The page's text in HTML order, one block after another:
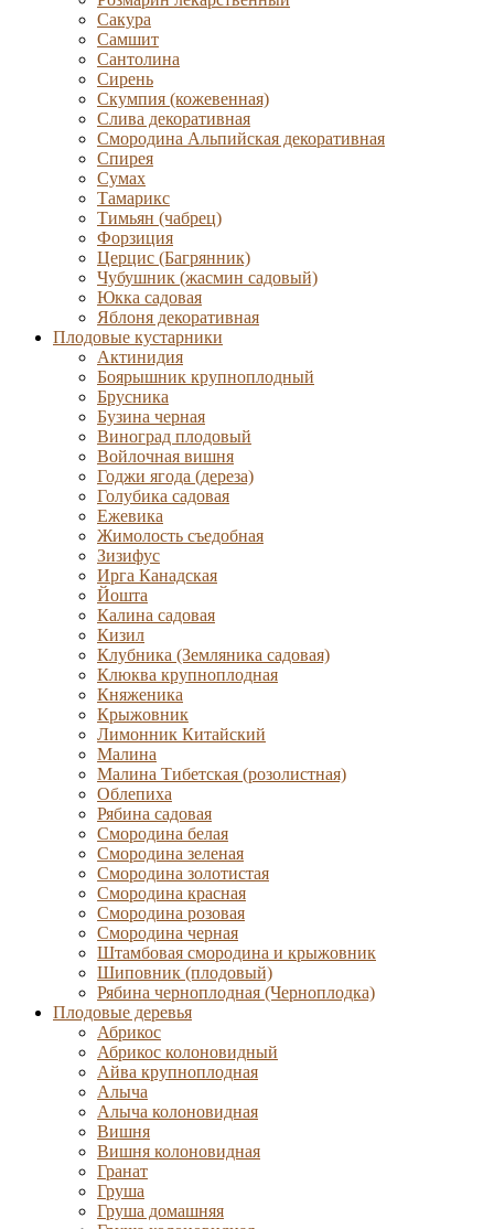
Сакура
Самшит
Сантолина
Сирень
Скумпия (кожевенная)
Слива декоративная
Смородина Альпийская декоративная
Спирея
Сумах
Тамарикс
Тимьян (чабрец)
Форзиция
Церцис (Багрянник)
Чубушник (жасмин садовый)
Юкка садовая
Яблоня декоративная
Плодовые кустарники
Актинидия
Боярышник крупноплодный
Брусника
Бузина черная
Виноград плодовый
Войлочная вишня
Годжи ягода (дереза)
Голубика садовая
Ежевика
Жимолость съедобная
Зизифус
Ирга Канадская
Йошта
Калина садовая
Кизил
Клубника (Земляника садовая)
Клюква крупноплодная
Княженика
Крыжовник
Лимонник Китайский
Малина
Малина Тибетская (розолистная)
Облепиха
Рябина садовая
Смородина белая
Смородина зеленая
Смородина золотистая
Смородина красная
Смородина розовая
Смородина черная
Штамбовая смородина и крыжовник
Шиповник (плодовый)
Рябина черноплодная (Черноплодка)
Плодовые деревья
Абрикос
Абрикос колоновидный
Айва крупноплодная
Алыча
Алыча колоновидная
Вишня
Вишня колоновидная
Гранат
Груша
Груша домашняя